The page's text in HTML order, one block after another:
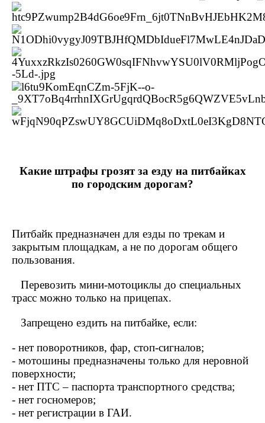
Какие штрафы грозят за езду на питбайках
по городским дорогам?
Питбайк предназначен для езды по трекам и
закрытым площадкам, а не по дорогам общего
пользования.
Перевозить мини-мотоциклы до специальных
трасс можно только на прицепах.
Запрещено ездить на питбайке, если:
- нет поворотников, фар, стоп-сигналов;
- мотошины предназначены только для неровной
поверхности;
- нет ПТС – паспорта транспортного средства;
- нет госномеров;
- нет регистрации в ГАИ.